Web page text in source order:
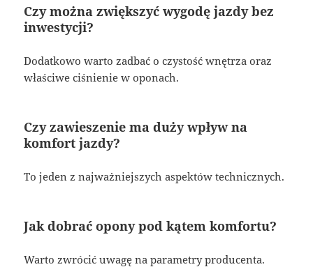
Czy można zwiększyć wygodę jazdy bez
inwestycji?
Dodatkowo warto zadbać o czystość wnętrza oraz
właściwe ciśnienie w oponach.
Czy zawieszenie ma duży wpływ na
komfort jazdy?
To jeden z najważniejszych aspektów technicznych.
Jak dobrać opony pod kątem komfortu?
Warto zwrócić uwagę na parametry producenta.